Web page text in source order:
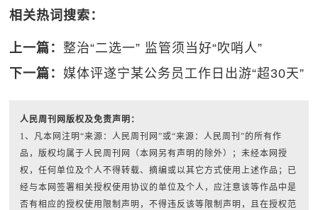
相关热词搜索：
上一篇： 整治“二选一” 监管须当好“吹哨人”
下一篇： 媒体评遂宁某公务员工作日出游“超30天”
人民周刊网版权及免责声明：
1、凡本网注明“来源：人民周刊网”或“来源：人民周刊”的所有作
品，版权均属于人民周刊网（本网另有声明的除外）；未经本网授
权，任何单位及个人不得转载、摘编或以其它方式使用上述作品；已
经与本网签署相关授权使用协议的单位及个人，应注意该等作品中是
否有相应的授权使用限制声明，不得违反该等限制声明，且在授权范